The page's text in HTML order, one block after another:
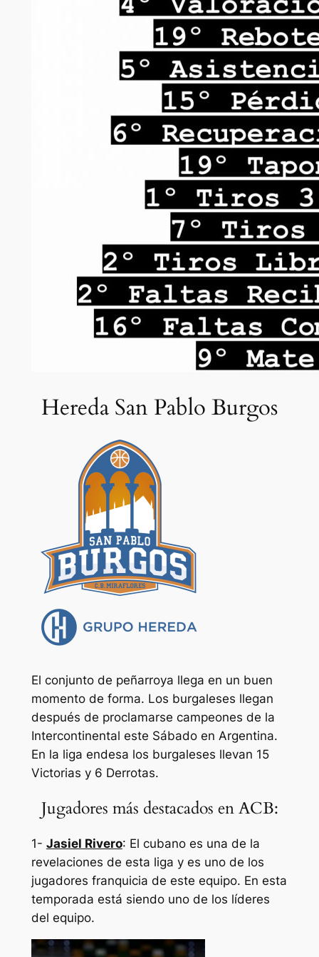
Hereda San Pablo Burgos
El conjunto de peñarroya llega en un buen
momento de forma. Los burgaleses llegan
después de proclamarse campeones de la
Intercontinental este Sábado en Argentina.
En la liga endesa los burgaleses llevan 15
Victorias y 6 Derrotas.
Jugadores más destacados en ACB:
1- Jasiel Rivero: El cubano es una de la
revelaciones de esta liga y es uno de los
jugadores franquicia de este equipo. En esta
temporada está siendo uno de los líderes
del equipo.